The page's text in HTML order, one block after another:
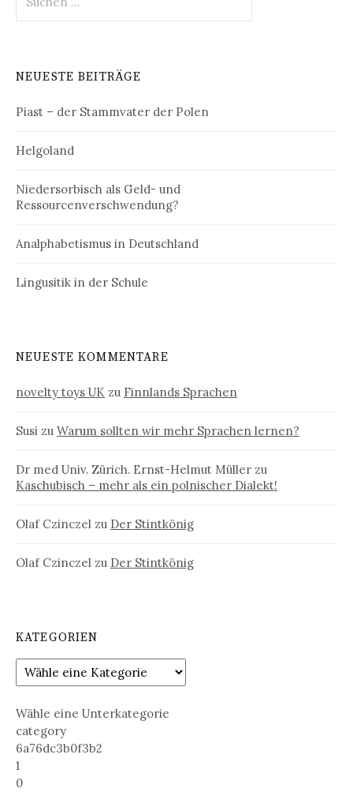
nach:
NEUESTE BEITRÄGE
Piast – der Stammvater der Polen
Helgoland
Niedersorbisch als Geld- und
Ressourcenverschwendung?
Analphabetismus in Deutschland
Lingusitik in der Schule
NEUESTE KOMMENTARE
novelty toys UK zu Finnlands Sprachen
Susi zu Warum sollten wir mehr Sprachen lernen?
Dr med Univ. Zürich. Ernst-Helmut Müller zu
Kaschubisch – mehr als ein polnischer Dialekt!
Olaf Czinczel zu Der Stintkönig
Olaf Czinczel zu Der Stintkönig
KATEGORIEN
Wähle eine Unterkategorie
category
6a76dc3b0f3b2
1
0